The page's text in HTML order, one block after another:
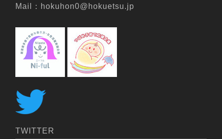
Mail：hokuhon0@hokuetsu.jp
TWITTER